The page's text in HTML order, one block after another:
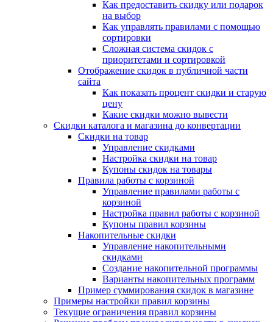
Как предоставить скидку или подарок
на выбор
Как управлять правилами с помощью
сортировки
Сложная система скидок с
приоритетами и сортировкой
Отображение скидок в публичной части
сайта
Как показать процент скидки и старую
цену
Какие скидки можно вывести
Скидки каталога и магазина до конвертации
Скидки на товар
Управление скидками
Настройка скидки на товар
Купоны скидок на товары
Правила работы с корзиной
Управление правилами работы с
корзиной
Настройка правил работы с корзиной
Купоны правил корзины
Накопительные скидки
Управление накопительными
скидками
Создание накопительной программы
Варианты накопительных программ
Пример суммирования скидок в магазине
Примеры настройки правил корзины
Текущие ограничения правил корзины